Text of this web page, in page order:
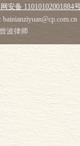
安备 11010102001884
bainianziyuan@cp.com.cn
波律师